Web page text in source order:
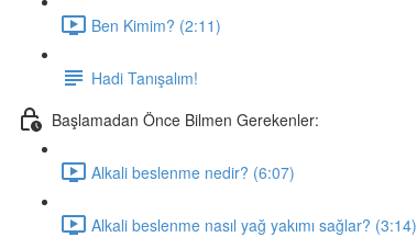
Ben Kimim? (2:11)
Hadi Tanışalım!
Başlamadan Önce Bilmen Gerekenler:
Alkali beslenme nedir? (6:07)
Alkali beslenme nasıl yağ yakımı sağlar? (3:14)